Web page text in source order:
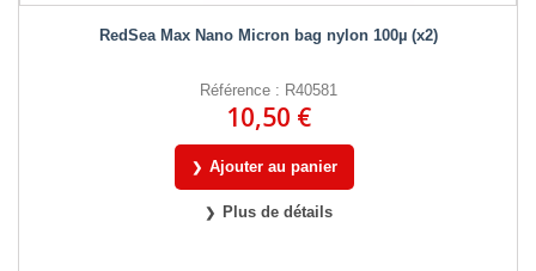
RedSea Max Nano Micron bag nylon 100µ (x2)
Référence : R40581
10,50 €
Ajouter au panier
Plus de détails